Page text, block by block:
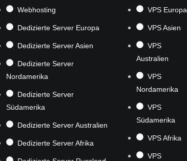
Webhosting
Dedizierte Server Europa
Dedizierte Server Asien
Dedizierte Server
Nordamerika
Dedizierte Server
Südamerika
Dedizierte Server Australien
Dedizierte Server Afrika
VPS Europa
VPS Asien
VPS
Australien
VPS
Nordamerika
VPS
Südamerika
VPS Afrika
VPS